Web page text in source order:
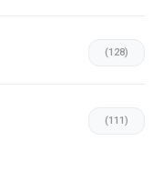
(128)
(111)